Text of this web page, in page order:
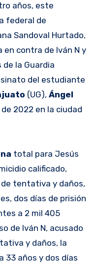
años, este
federal de
Sandoval Hurtado,
contra de Iván N y
la Guardia
del estudiante
(UG), Ángel
2022 en la ciudad
total para Jesús
calificado,
tentativa y daños,
dos días de prisión
a 2 mil 405
de Iván N, acusado
y daños, la
33 años y dos días